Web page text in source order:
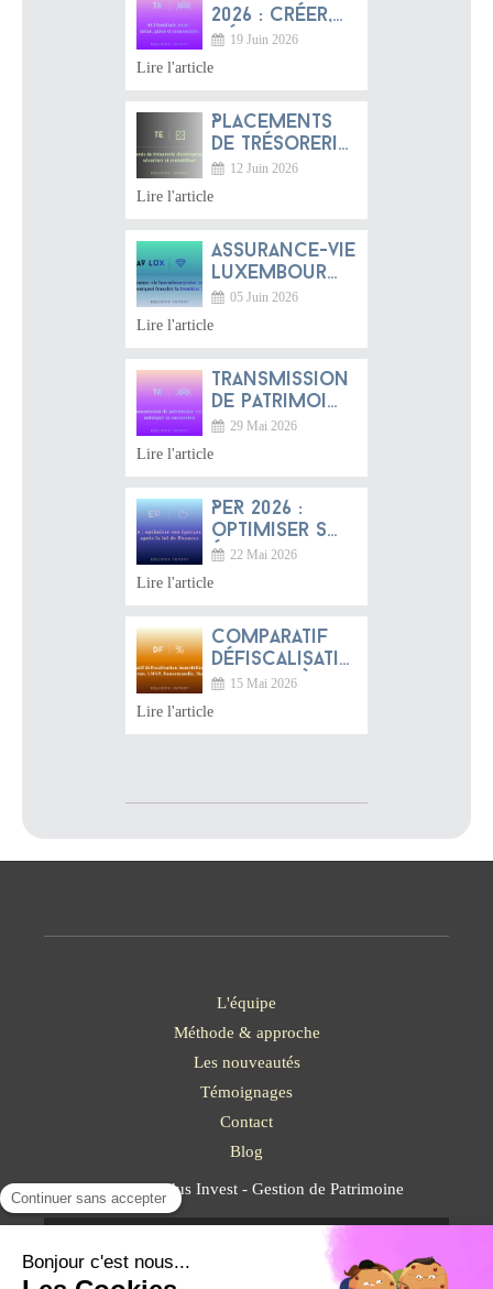
2026 : créer,
gérer et
transmettre
19 Juin 2026
Lire l'article
Placements
de trésorerie
d'entreprise
2026 :
rentabiliser
12 Juin 2026
Lire l'article
Assurance-vie
luxembourgeoise
2026 :
pourquoi
frontière ?
05 Juin 2026
Lire l'article
Transmission
de patrimoine
2026 :
anticiper sa
29 Mai 2026
Lire l'article
PER 2026 :
optimiser son
épargne
retraite après
finances
22 Mai 2026
Lire l'article
Comparatif
défiscalisation
immobilière
2026 :
15 Mai 2026
Lire l'article
L'équipe
Méthode & approche
Les nouveautés
Témoignages
Contact
Blog
©2023 Solidus Invest - Gestion de Patrimoine